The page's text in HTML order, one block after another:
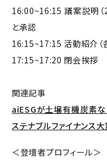
16:00~16:15 議案説明（
と承認
16:15~17:15 活動紹介（
17:15~17:20 閉会挨拶
関連記事
aiESGが土壌有機炭素な
ステナブルファイナンス大
＜登壇者プロフィール＞